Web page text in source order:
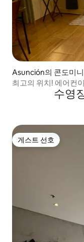
Asunción의 콘도미
최고의 위치! 에어컨
수영
게스트 선호
게스트 선호